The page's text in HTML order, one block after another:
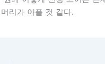
리가 아플 것 같다.